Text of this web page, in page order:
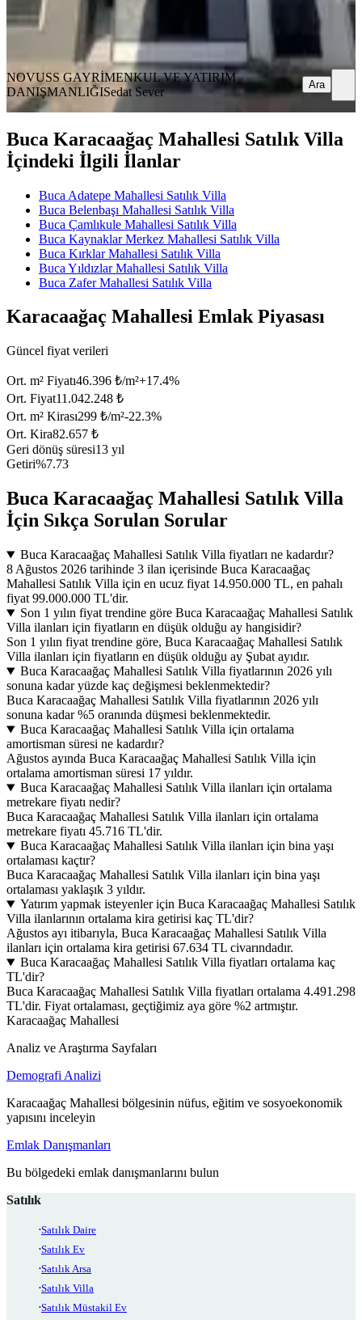
NOVUSS GAYRİMENKUL VE YATIRIM
DANIŞMANLIĞI
Sedat Sever
NOVUSS GAYRİMENKUL VE YATIRIM
DANIŞMANLIĞISedat Sever Ara
Buca Karacaağaç Mahallesi Satılık Villa
İçindeki İlgili İlanlar
Buca Adatepe Mahallesi Satılık Villa
Buca Belenbaşı Mahallesi Satılık Villa
Buca Çamlıkule Mahallesi Satılık Villa
Buca Kaynaklar Merkez Mahallesi Satılık Villa
Buca Kırklar Mahallesi Satılık Villa
Buca Yıldızlar Mahallesi Satılık Villa
Buca Zafer Mahallesi Satılık Villa
Karacaağaç Mahallesi Emlak Piyasası
Güncel fiyat verileri
Ort. m² Fiyatı46.396 ₺/m²+17.4%
Ort. Fiyat11.042.248 ₺
Ort. m² Kirası299 ₺/m²-22.3%
Ort. Kira82.657 ₺
Geri dönüş süresi13 yıl
Getiri%7.73
Buca Karacaağaç Mahallesi Satılık Villa
İçin Sıkça Sorulan Sorular
Buca Karacaağaç Mahallesi Satılık Villa fiyatları ne kadardır?
8 Ağustos 2026 tarihinde 3 ilan içerisinde Buca Karacaağaç
Mahallesi Satılık Villa için en ucuz fiyat 14.950.000 TL, en pahalı
fiyat 99.000.000 TL'dir.
Son 1 yılın fiyat trendine göre Buca Karacaağaç Mahallesi Satılık
Villa ilanları için fiyatların en düşük olduğu ay hangisidir?
Son 1 yılın fiyat trendine göre, Buca Karacaağaç Mahallesi Satılık
Villa ilanları için fiyatların en düşük olduğu ay Şubat ayıdır.
Buca Karacaağaç Mahallesi Satılık Villa fiyatlarının 2026 yılı
sonuna kadar yüzde kaç değişmesi beklenmektedir?
Buca Karacaağaç Mahallesi Satılık Villa fiyatlarının 2026 yılı
sonuna kadar %5 oranında düşmesi beklenmektedir.
Buca Karacaağaç Mahallesi Satılık Villa için ortalama
amortisman süresi ne kadardır?
Ağustos ayında Buca Karacaağaç Mahallesi Satılık Villa için
ortalama amortisman süresi 17 yıldır.
Buca Karacaağaç Mahallesi Satılık Villa ilanları için ortalama
metrekare fiyatı nedir?
Buca Karacaağaç Mahallesi Satılık Villa ilanları için ortalama
metrekare fiyatı 45.716 TL'dir.
Buca Karacaağaç Mahallesi Satılık Villa ilanları için bina yaşı
ortalaması kaçtır?
Buca Karacaağaç Mahallesi Satılık Villa ilanları için bina yaşı
ortalaması yaklaşık 3 yıldır.
Yatırım yapmak isteyenler için Buca Karacaağaç Mahallesi Satılık
Villa ilanlarının ortalama kira getirisi kaç TL'dir?
Ağustos ayı itibarıyla, Buca Karacaağaç Mahallesi Satılık Villa
ilanları için ortalama kira getirisi 67.634 TL civarındadır.
Buca Karacaağaç Mahallesi Satılık Villa fiyatları ortalama kaç
TL'dir?
Buca Karacaağaç Mahallesi Satılık Villa fiyatları ortalama 4.491.298
TL'dir. Fiyat ortalaması, geçtiğimiz aya göre %2 artmıştır.
Karacaağaç Mahallesi
Analiz ve Araştırma Sayfaları
Demografi Analizi
Karacaağaç Mahallesi bölgesinin nüfus, eğitim ve sosyoekonomik
yapısını inceleyin
Emlak Danışmanları
Bu bölgedeki emlak danışmanlarını bulun
Satılık
Satılık Daire
Satılık Ev
Satılık Arsa
Satılık Villa
Satılık Müstakil Ev